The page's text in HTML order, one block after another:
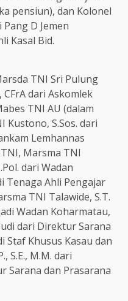
pensiun), dan Kolonel
D Jemen
Kasal Bid.
TNI Sri Pulung
CFrA dari Askomlek
TNI AU (dalam
Kustono, S.Sos. dari
Lemhannas
Marsma TNI
dari Wadan
Tenaga Ahli Pengajar
TNI Talawide, S.T.
Wadan Koharmatau,
dari Direktur Sarana
Staf Khusus Kasau dan
S.E., M.M. dari
Sarana dan Prasarana